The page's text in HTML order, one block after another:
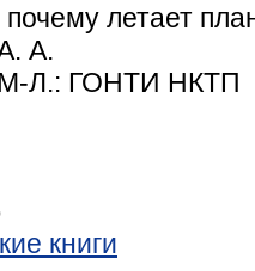
почему летает
А.
Л.: ГОНТИ НКТП
книги